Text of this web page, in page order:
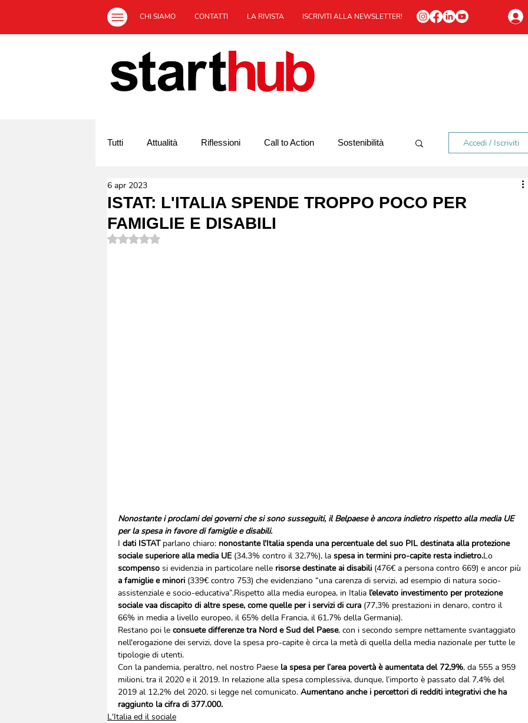
CHI SIAMO CONTATTI LA RIVISTA ISCRIVITI ALLA NEWSLETTER!
Tutti Attualità Riflessioni Call to Action Sostenibilità
Off Topic
Accedi / Iscriviti
ISTAT: L'ITALIA SPENDE TROPPO POCO PER
FAMIGLIE E DISABILI
6 apr 2023
Valutazione NaN stelle su 5.
Nonostante i proclami dei governi che si sono susseguiti, il Belpaese è ancora indietro rispetto alla media UE
per la spesa in favore di famiglie e disabili.
I dati ISTAT parlano chiaro: nonostante l'Italia spenda una percentuale del suo PIL destinata alla protezione
sociale superiore alla media UE (34,3% contro il 32,7%), la spesa in termini pro-capite resta indietro.Lo
scompenso si evidenzia in particolare nelle risorse destinate ai disabili (476€ a persona contro 669) e ancor più
a famiglie e minori (339€ contro 753) che evidenziano “una carenza di servizi, ad esempio di natura socio-
assistenziale e socio-educativa”.Rispetto alla media europea, in Italia l’elevato investimento per protezione
sociale vaa discapito di altre spese, come quelle per i servizi di cura (77,3% prestazioni in denaro, contro il
66% in media a livello europeo, il 65% della Francia, il 61,7% della Germania).
Restano poi le consuete differenze tra Nord e Sud del Paese, con i secondo sempre nettamente svantaggiato
nell'erogazione dei servizi, dove la spesa pro-capite è circa la metà di quella della media nazionale per tutte le
tipologie di utenti.
Con la pandemia, peraltro, nel nostro Paese la spesa per l’area povertà è aumentata del 72,9%, da 555 a 959
milioni, tra il 2020 e il 2019. In relazione alla spesa complessiva, dunque, l’importo è passato dal 7,4% del
2019 al 12,2% del 2020, si legge nel comunicato. Aumentano anche i percettori di redditi integrativi che ha
raggiunto la cifra di 377.000.
L'Italia ed il sociale